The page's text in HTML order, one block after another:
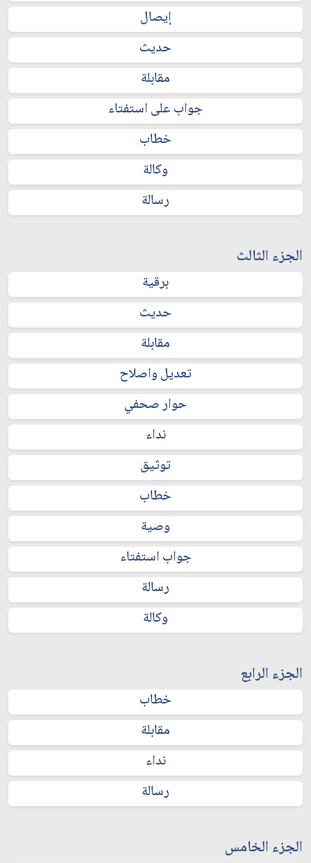
إيصال
حديث
مقابلة
جواب على استفتاء
خطاب
وكالة
رسالة
الجزء الثالث
برقية
حديث
مقابلة
تعديل واصلاح
حوار صحفي
نداء
توثيق
خطاب
وصية
جواب استفتاء
رسالة
وكالة
الجزء الرابع
خطاب
مقابلة
نداء
رسالة
الجزء الخامس